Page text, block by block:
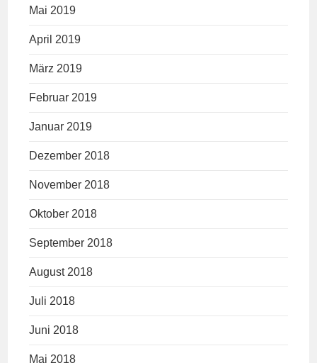
Mai 2019
April 2019
März 2019
Februar 2019
Januar 2019
Dezember 2018
November 2018
Oktober 2018
September 2018
August 2018
Juli 2018
Juni 2018
Mai 2018